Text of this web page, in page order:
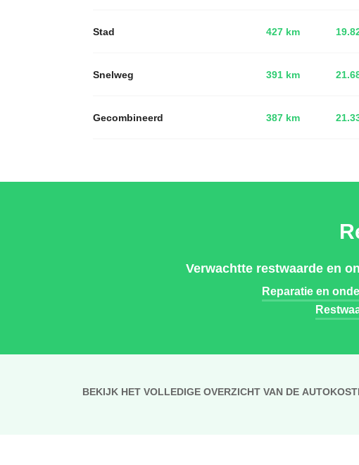
Stad 427 km
Snelweg 391 km
Gecombineerd 387 km
Verwachtte restwaarde en
Reparatie en
BEKIJK HET VOLLEDIGE OVERZICHT VAN DE